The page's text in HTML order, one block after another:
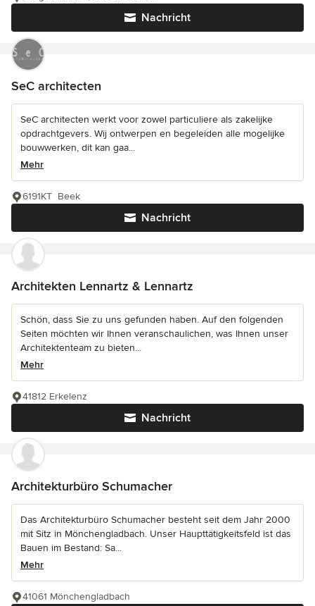
Nachricht
SeC architecten
SeC architecten werkt voor zowel particuliere als zakelijke
opdrachtgevers. Wij ontwerpen en begeleiden alle mogelijke
bouwwerken, dit kan gaa...
Mehr
Nachricht
6191KT Beek
Architekten Lennartz & Lennartz
Schön, dass Sie zu uns gefunden haben. Auf den folgenden
Seiten möchten wir Ihnen veranschaulichen, was Ihnen unser
Architektenteam zu bieten...
Mehr
Nachricht
41812 Erkelenz
Architekturbüro Schumacher
Das Architekturbüro Schumacher besteht seit dem Jahr 2000
mit Sitz in Mönchengladbach. Unser Haupttätigkeitsfeld ist das
Bauen im Bestand: Sa...
Mehr
41061 Mönchengladbach